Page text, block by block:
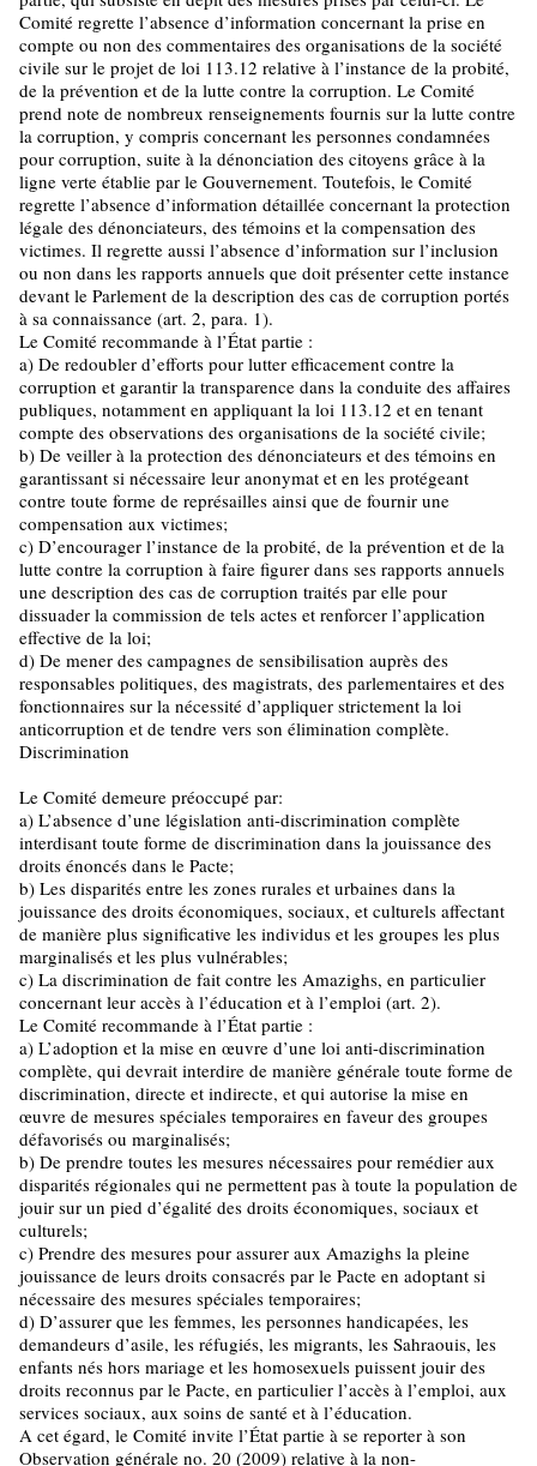
Comité regrette l’absence d’information concernant la prise en
compte ou non des commentaires des organisations de la société
civile sur le projet de loi 113.12 relative à l’instance de la probité,
de la prévention et de la lutte contre la corruption. Le Comité
prend note de nombreux renseignements fournis sur la lutte contre
la corruption, y compris concernant les personnes condamnées
pour corruption, suite à la dénonciation des citoyens grâce à la
ligne verte établie par le Gouvernement. Toutefois, le Comité
regrette l’absence d’information détaillée concernant la protection
légale des dénonciateurs, des témoins et la compensation des
victimes. Il regrette aussi l’absence d’information sur l’inclusion
ou non dans les rapports annuels que doit présenter cette instance
devant le Parlement de la description des cas de corruption portés
à sa connaissance (art. 2, para. 1).
Le Comité recommande à l’État partie :
a) De redoubler d’efforts pour lutter efficacement contre la
corruption et garantir la transparence dans la conduite des affaires
publiques, notamment en appliquant la loi 113.12 et en tenant
compte des observations des organisations de la société civile;
b) De veiller à la protection des dénonciateurs et des témoins en
garantissant si nécessaire leur anonymat et en les protégeant
contre toute forme de représailles ainsi que de fournir une
compensation aux victimes;
c) D’encourager l’instance de la probité, de la prévention et de la
lutte contre la corruption à faire figurer dans ses rapports annuels
une description des cas de corruption traités par elle pour
dissuader la commission de tels actes et renforcer l’application
effective de la loi;
d) De mener des campagnes de sensibilisation auprès des
responsables politiques, des magistrats, des parlementaires et des
fonctionnaires sur la nécessité d’appliquer strictement la loi
anticorruption et de tendre vers son élimination complète.
Discrimination
Le Comité demeure préoccupé par:
a) L’absence d’une législation anti-discrimination complète
interdisant toute forme de discrimination dans la jouissance des
droits énoncés dans le Pacte;
b) Les disparités entre les zones rurales et urbaines dans la
jouissance des droits économiques, sociaux, et culturels affectant
de manière plus significative les individus et les groupes les plus
marginalisés et les plus vulnérables;
c) La discrimination de fait contre les Amazighs, en particulier
concernant leur accès à l’éducation et à l’emploi (art. 2).
Le Comité recommande à l’État partie :
a) L’adoption et la mise en œuvre d’une loi anti-discrimination
complète, qui devrait interdire de manière générale toute forme de
discrimination, directe et indirecte, et qui autorise la mise en
œuvre de mesures spéciales temporaires en faveur des groupes
défavorisés ou marginalisés;
b) De prendre toutes les mesures nécessaires pour remédier aux
disparités régionales qui ne permettent pas à toute la population de
jouir sur un pied d’égalité des droits économiques, sociaux et
culturels;
c) Prendre des mesures pour assurer aux Amazighs la pleine
jouissance de leurs droits consacrés par le Pacte en adoptant si
nécessaire des mesures spéciales temporaires;
d) D’assurer que les femmes, les personnes handicapées, les
demandeurs d’asile, les réfugiés, les migrants, les Sahraouis, les
enfants nés hors mariage et les homosexuels puissent jouir des
droits reconnus par le Pacte, en particulier l’accès à l’emploi, aux
services sociaux, aux soins de santé et à l’éducation.
A cet égard, le Comité invite l’État partie à se reporter à son
Observation générale no. 20 (2009) relative à la non-